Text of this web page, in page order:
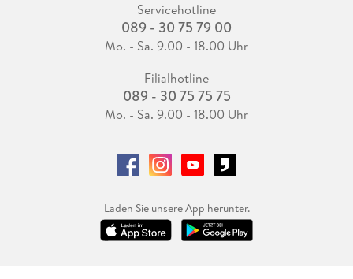
Servicehotline
089 - 30 75 79 00
Mo. - Sa. 9.00 - 18.00 Uhr
Filialhotline
089 - 30 75 75 75
Mo. - Sa. 9.00 - 18.00 Uhr
Laden Sie unsere App herunter.